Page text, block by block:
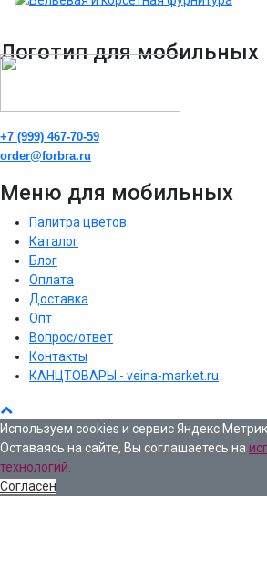
Логотип для мобильных
+7 (999) 467-70-59
order@forbra.ru
Меню для мобильных
Палитра цветов
Каталог
Блог
Оплата
Доставка
Опт
Вопрос/ответ
Контакты
КАНЦТОВАРЫ - veina-market.ru
Используем cookies и сервис Яндекс
Оставаясь на сайте, Вы соглашаетесь на
технологий.
Согласен